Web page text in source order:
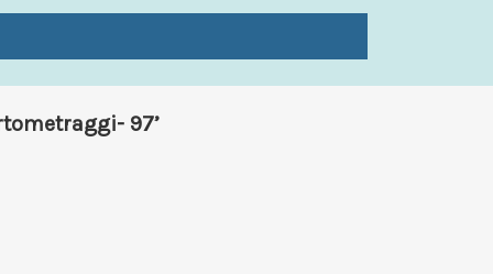
97’